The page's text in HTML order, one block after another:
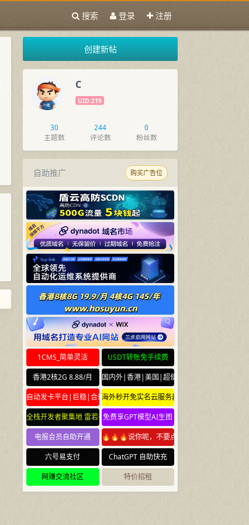
搜索 登录 注册
Tiyumi.cn cc.mba metaverse.by
创建新帖
C
UID:219
30
主题数
244
评论数
0
粉丝数
自助推广 购买广告位
1CMS_简单灵活
USDT转账免手续费
香港2核2G 8.88/月
国内外|香港|美国|超便宜云服务器
自动发卡平台|巨稳|合规海外秒开免实名云服务器
全栈开发者聚集地 雷若社区 leiruo.com
免费享GPT模型AI生图
电报会员自助开通
🔥🔥🔥说你呢，不要点🔥🔥🔥
六号易支付
ChatGPT 自助快充
网赚交流社区
特价招租